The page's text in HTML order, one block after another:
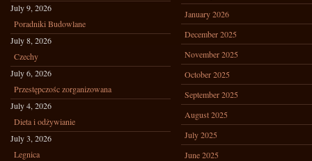
July 9, 2026
Poradniki Budowlane
July 8, 2026
Czechy
July 6, 2026
Przestępczośc zorganizowana
July 4, 2026
Dieta i odżywianie
July 3, 2026
Legnica
January 2026
December 2025
November 2025
October 2025
September 2025
August 2025
July 2025
June 2025